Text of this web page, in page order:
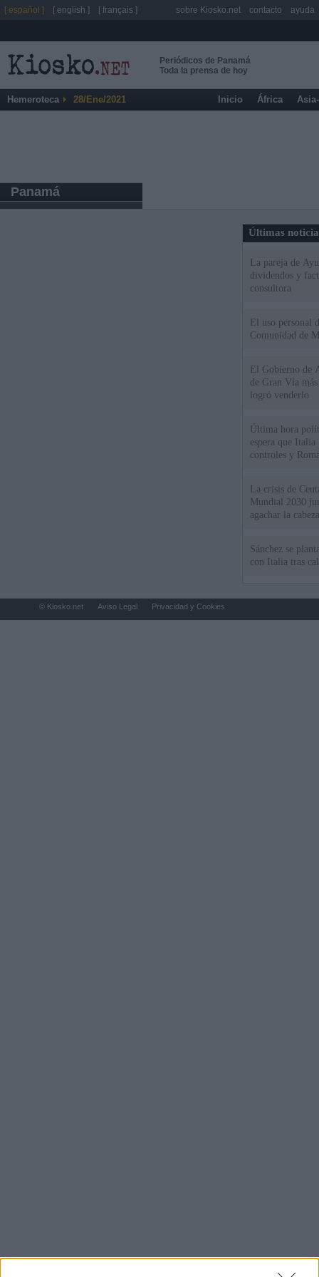
Periódicos de Panamá
Toda la prensa de hoy
Hemeroteca 28/Ene/2021 Inicio África
Panamá
Últimas
La pareja de
dividendos y
consultora
El uso personal
Comunidad de
El Gobierno de
de Gran Vía
logró venderlo
Última hora
espera que
controles y
La crisis de
Mundial 2030
agachar la
Sánchez se
con Italia tras
[ español ] [ english ] [ français ] sobre Kiosko.net contacto ayuda
© Kiosko.net Aviso Legal Privacidad y Cookies